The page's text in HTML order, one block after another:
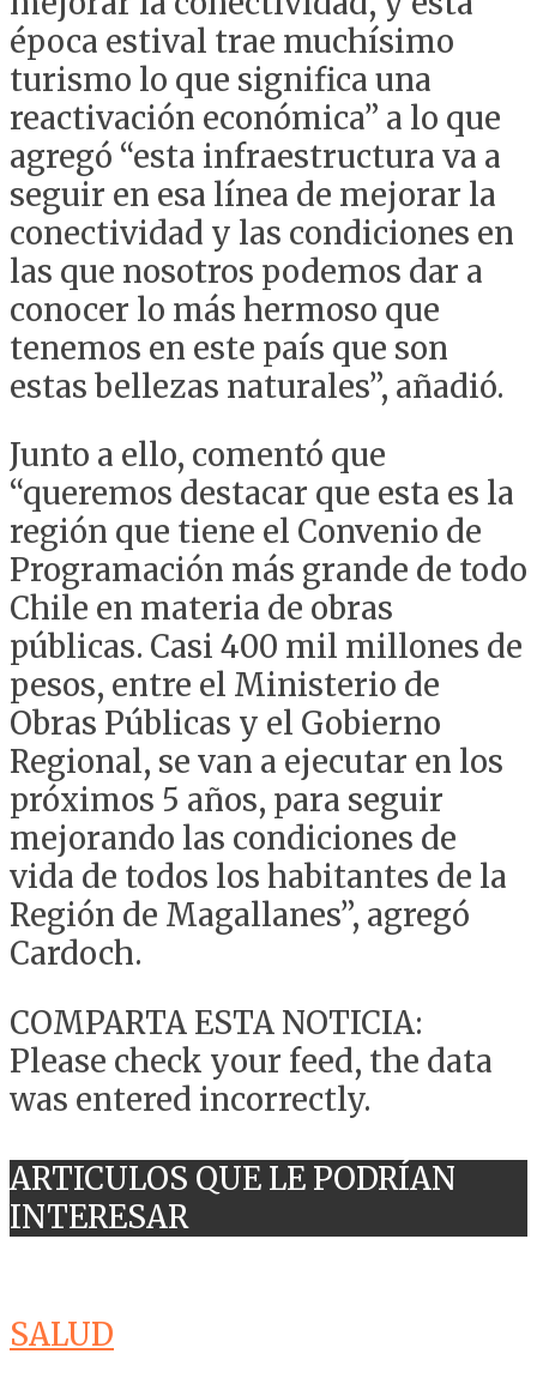
época estival trae muchísimo
turismo lo que significa una
reactivación económica” a lo que
agregó “esta infraestructura va a
seguir en esa línea de mejorar la
conectividad y las condiciones en
las que nosotros podemos dar a
conocer lo más hermoso que
tenemos en este país que son
estas bellezas naturales”, añadió.
Junto a ello, comentó que
“queremos destacar que esta es la
región que tiene el Convenio de
Programación más grande de todo
Chile en materia de obras
públicas. Casi 400 mil millones de
pesos, entre el Ministerio de
Obras Públicas y el Gobierno
Regional, se van a ejecutar en los
próximos 5 años, para seguir
mejorando las condiciones de
vida de todos los habitantes de la
Región de Magallanes”, agregó
Cardoch.
COMPARTA ESTA NOTICIA:
Please check your feed, the data
was entered incorrectly.
ARTICULOS QUE LE PODRÍAN
INTERESAR
SALUD